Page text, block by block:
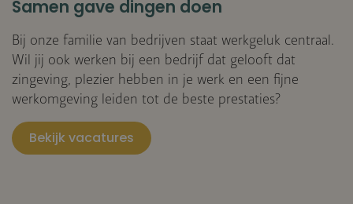
Samen gave dingen doen
Bij onze familie van bedrijven staat werkgeluk centraal.
Wil jij ook werken bij een bedrijf dat gelooft dat
zingeving, plezier hebben in je werk en een fijne
werkomgeving leiden tot de beste prestaties?
Bekijk vacatures